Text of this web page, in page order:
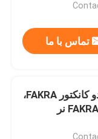
تماس با ما
دو دوربین CVBS دو کانکتور FAKRA،